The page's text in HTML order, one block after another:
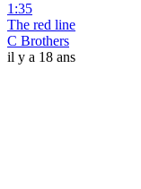
1:35
The red line
C Brothers
il y a 18 ans